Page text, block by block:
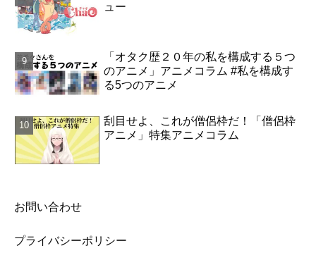
ュー
「オタク歴２０年の私を構成する５つ
のアニメ」アニメコラム #私を構成す
る5つのアニメ
刮目せよ、これが僧侶枠だ！「僧侶枠
アニメ」特集アニメコラム
お問い合わせ
プライバシーポリシー